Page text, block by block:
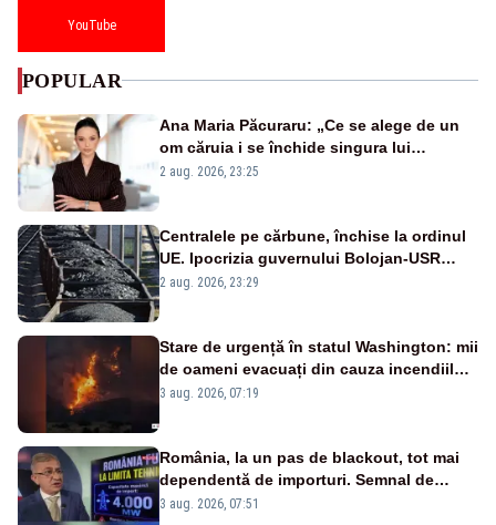
YouTube
POPULAR
Ana Maria Păcuraru: „Ce se alege de un
om căruia i se închide singura lui
portiță?”
2 aug. 2026, 23:25
Centralele pe cărbune, închise la ordinul
UE. Ipocrizia guvernului Bolojan-USR
după starea de alertă
2 aug. 2026, 23:29
Stare de urgență în statul Washington: mii
de oameni evacuați din cauza incendiilor
puternice de vegetație
3 aug. 2026, 07:19
România, la un pas de blackout, tot mai
dependentă de importuri. Semnal de
alarmă tras de un expert în energie
3 aug. 2026, 07:51